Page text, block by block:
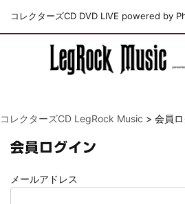
コレクターズCD DVD LIVE powered by
コレクターズCD LegRock Music > 会員
会員ログイン
メールアドレス